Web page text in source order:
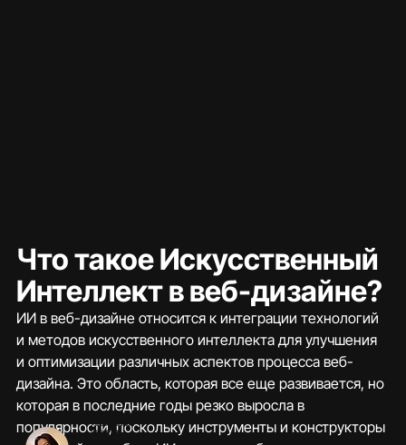
Что такое Искусственный
Интеллект в веб-дизайне?
ИИ в веб-дизайне относится к интеграции технологий
и методов искусственного интеллекта для улучшения
и оптимизации различных аспектов процесса веб-
дизайна. Это область, которая все еще развивается, но
которая в последние годы резко выросла в
популярности, поскольку инструменты и конструкторы
У вас есть вопрос?
Связаться с нами